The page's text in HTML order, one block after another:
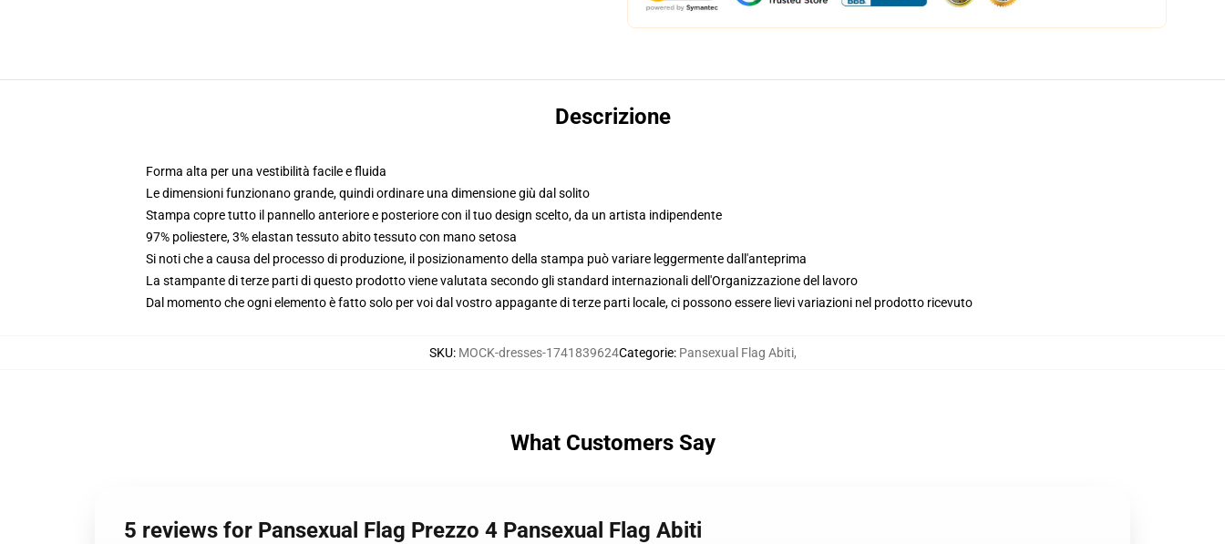
Descrizione
Forma alta per una vestibilità facile e fluida
Le dimensioni funzionano grande, quindi ordinare una dimensione giù dal solito
Stampa copre tutto il pannello anteriore e posteriore con il tuo design scelto, da un artista indipendente
97% poliestere, 3% elastan tessuto abito tessuto con mano setosa
Si noti che a causa del processo di produzione, il posizionamento della stampa può variare leggermente dall'anteprima
La stampante di terze parti di questo prodotto viene valutata secondo gli standard internazionali dell'Organizzazione del lavoro
Dal momento che ogni elemento è fatto solo per voi dal vostro appagante di terze parti locale, ci possono essere lievi variazioni nel prodotto ricevuto
SKU: MOCK-dresses-1741839624Categorie: Pansexual Flag Abiti,
What Customers Say
5 reviews for Pansexual Flag Prezzo 4 Pansexual Flag Abiti